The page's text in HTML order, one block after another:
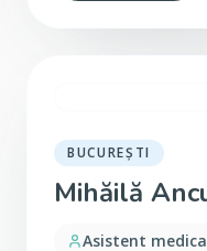
BUCUREȘTI
Mihăilă
Asistent